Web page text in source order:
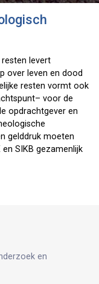
levert
over leven en dood
resten vormt ook
voor de
opdrachtgever en
gelddruk moeten
SIKB gezamenlijk
en